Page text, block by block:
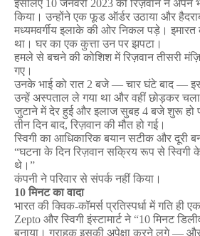
इसलिए 10 जनवरी 2023 को रिज़वान ने अपने
किया। उन्होंने एक फूड ऑर्डर उठाया और
मध्यमवर्गीय इलाके की ओर निकल पड़े। इमारत
था। घर का एक कुत्ता उन पर झपटा।
हमले से बचने की कोशिश में रिज़वान तीसरी
गए।
उनके भाई को रात2 बजे— चार घंटे बाद —
उन्हें अस्पताल ले गया था और वहीं छोड़कर चला
जुटाने में देर हुई और इलाज सुबह 4 बजे शुरू हो
तीन दिन बाद, रिज़वान की मौत हो गई।
स्विगी का आधिकारिक बयान सटीक और दूरी
“घटना के दिन रिज़वान सक्रिय रूप से स्विगी
थे। ”
कंपनी ने परिवार से संपर्क नहीं किया।
10मिनट का वादा
भारत की क्विक-कॉमर्स प्रतिस्पर्धा में गति ही
Zepto और स्विगी इंस्टामार्ट ने“10 मिनट
बनाया। ग्राहक इसकी अपेक्षा करने लगे—